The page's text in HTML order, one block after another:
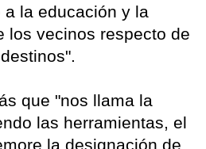
la educación y la
los vecinos respecto de
que "nos llama la
las herramientas, el
la designación de